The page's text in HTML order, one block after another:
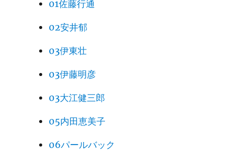
01佐藤行通
02安井郁
03伊東壮
03伊藤明彦
03大江健三郎
05内田恵美子
06パールバック